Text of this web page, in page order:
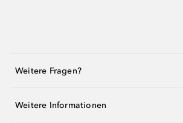
Weitere Fragen?
Weitere Informationen